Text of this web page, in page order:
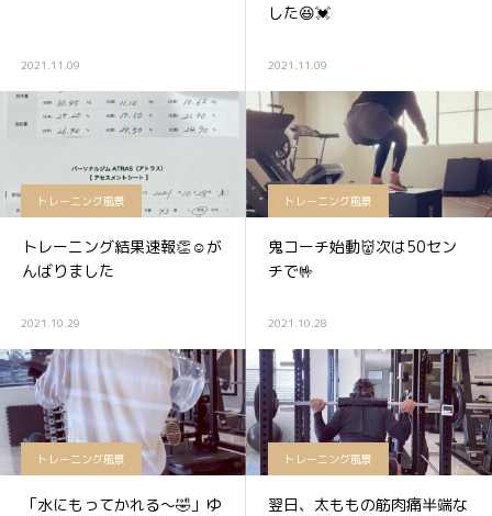
2021.11.09
した😆💓
2021.11.09
トレーニング風景
トレーニング結果速報👏☺が
んばりました
2021.10.29
トレーニング風景
鬼コーチ始動👹次は50セン
チで🤟
2021.10.28
トレーニング風景
「水にもってかれる〜🤣」ゆ
トレーニング風景
翌日、太ももの筋肉痛半端な